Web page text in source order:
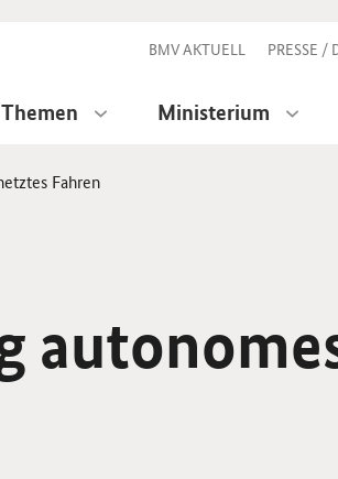
BMV AKTUELL PRESSE
Themen Ministerium
Fahren